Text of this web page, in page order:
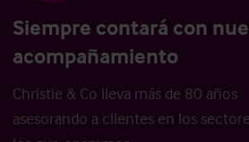
Siempre contará con
acompañamiento
Christie & Co lleva más de 80 años
asesorando a clientes en los